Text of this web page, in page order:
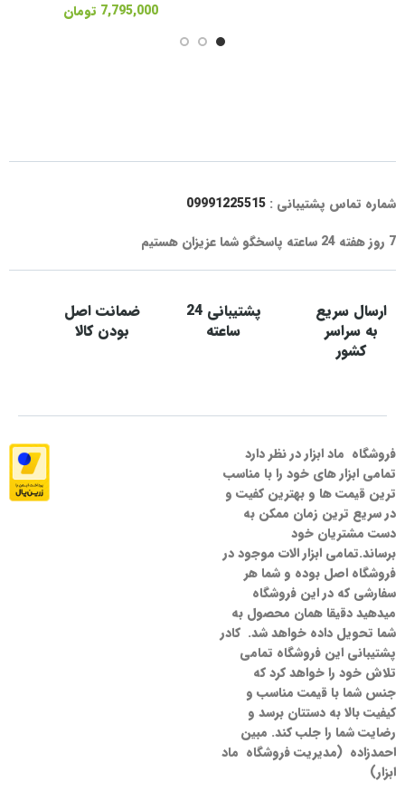
7,795,000 تومان
شماره تماس پشتیبانی : 09991225515
7 روز هفته 24 ساعته پاسخگو شما عزیزان هستیم
ارسال سریع
به سراسر
کشور
پشتیبانی 24
ساعته
ضمانت اصل
بودن کالا
فروشگاه ماد ابزار در نظر دارد
تمامی ابزار های خود را با مناسب
ترین قیمت ها و بهترین کفیت و
در سریع ترین زمان ممکن به
دست مشتریان خود
برساند.تمامی ابزار الات موجود در
فروشگاه اصل بوده و شما هر
سفارشی که در این فروشگاه
میدهید دقیقا همان محصول به
شما تحویل داده خواهد شد. کادر
پشتیبانی این فروشگاه تمامی
تلاش خود را خواهد کرد که
جنس شما با قیمت مناسب و
کیفیت بالا به دستتان برسد و
رضایت شما را جلب کند. مبین
احمدزاده (مدیریت فروشگاه ماد
ابزار)